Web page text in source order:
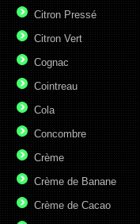
Citron Pressé
Citron Vert
Cognac
Cointreau
Cola
Concombre
Crème
Crème de Banane
Crème de Cacao